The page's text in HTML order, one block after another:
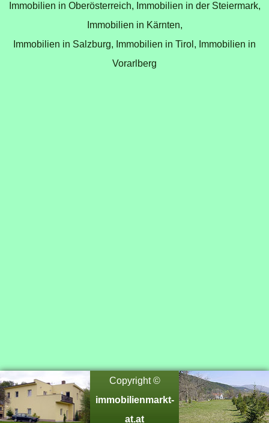
Immobilien in Oberösterreich, Immobilien in der Steiermark,
Immobilien in Kärnten,
Immobilien in Salzburg, Immobilien in Tirol, Immobilien in
Vorarlberg
Copyright ©
immobilienmarkt-
at.at